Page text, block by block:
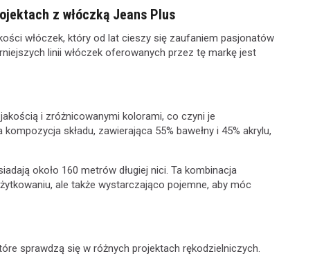
z włóczką Jeans Plus
włóczek, który od lat cieszy się zaufaniem pasjonatów
linii włóczek oferowanych przez tę markę jest
i zróżnicowanymi kolorami, co czyni je
składu, zawierająca 55% bawełny i 45% akrylu,
około 160 metrów długiej nici. Ta kombinacja
ale także wystarczająco pojemne, aby móc
sprawdzą się w różnych projektach rękodzielniczych.